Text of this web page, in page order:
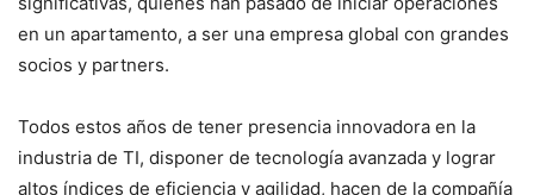
en un apartamento, a ser una empresa global con grandes
socios y partners.
Todos estos años de tener presencia innovadora en la
industria de TI, disponer de tecnología avanzada y lograr
altos índices de eficiencia y agilidad, hacen de la compañía